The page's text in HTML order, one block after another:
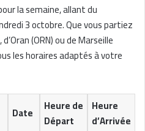
la semaine, allant du
3 octobre. Que vous partiez
d’Oran (ORN) ou de Marseille
les horaires adaptés à votre
Date
Heure de
Départ
Heure
d’Arrivée